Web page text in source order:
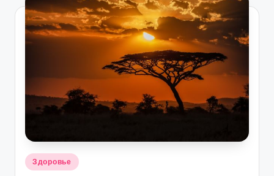
Опубликовано
Здоровье